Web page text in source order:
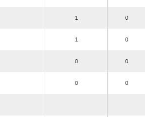
1 0
1 0
0 0
0 0